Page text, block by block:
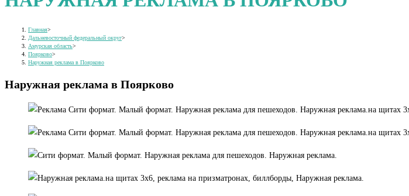
Главная>
Дальневосточный федеральный округ>
Амурская область>
Поярково>
Наружная реклама в Поярково
Наружная реклама в Поярково